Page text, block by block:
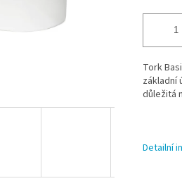
Tork
základní
důležitá
Detailní